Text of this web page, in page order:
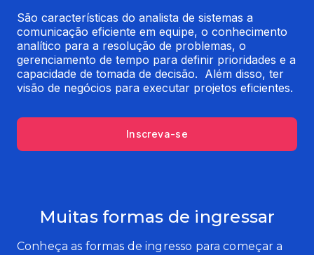
São características do analista de sistemas a
comunicação eficiente em equipe, o conhecimento
analítico para a resolução de problemas, o
gerenciamento de tempo para definir prioridades e a
capacidade de tomada de decisão.  Além disso, ter
visão de negócios para executar projetos eficientes.
Inscreva-se
Muitas formas de ingressar
Conheça as formas de ingresso para começar a